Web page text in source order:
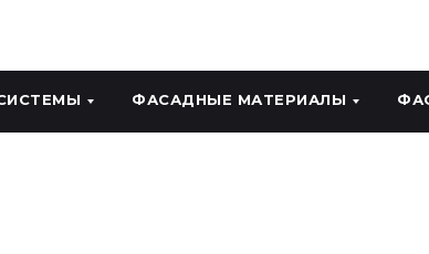
ФАСАДНЫЕ МАТЕРИАЛЫ